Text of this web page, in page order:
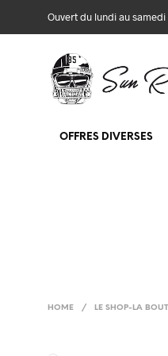
Ouvert du lundi au samedi
OFFRES DIVERSES
HOME / LE SHOP-LA